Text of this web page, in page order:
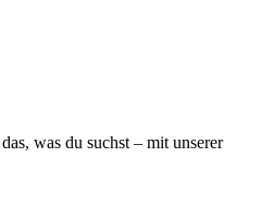
was du suchst – mit unserer